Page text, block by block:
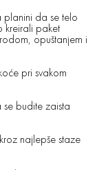
planini da se telo
kreirali paket
opuštanjem i
pri svakom
se budite zaista
najlepše staze